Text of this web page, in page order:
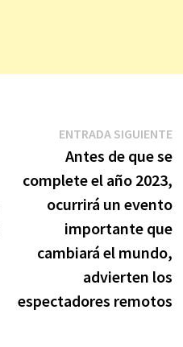
ENTRADA SIGUIENTE
Antes de que se
complete el año 2023,
ocurrirá un evento
importante que
cambiará el mundo,
advierten los
espectadores remotos